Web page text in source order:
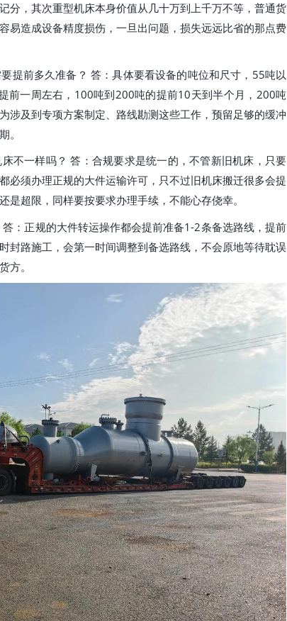
分，其次重型机床本身价值从几十万到上千万不等，普通货
易造成设备精度损伤，一旦出问题，损失远远比省的那点费
提前多久准备？ 答：具体要看设备的吨位和尺寸，55吨以
前一周左右，100吨到200吨的提前10天到半个月，200吨
涉及到专项方案制定、路线勘测这些工作，预留足够的缓冲
。
不一样吗？ 答：合规要求是统一的，不管新旧机床，只要
必须办理正规的大件运输许可，只不过旧机床搬迁很多会提
超限，同样要按要求办理手续，不能心存侥幸。
：正规的大件转运操作都会提前准备1-2条备选路线，提前
封路施工，会第一时间调整到备选路线，不会原地等待耽误
方。